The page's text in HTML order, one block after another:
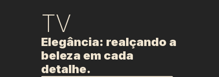
TV
Elegância: realçando a
beleza em cada
detalhe.